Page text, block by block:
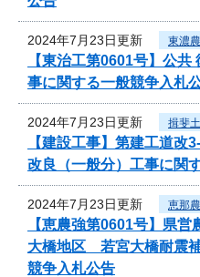
2024年7月23日更新 東濃
【東治工第0601号】公
事に関する一般競争入札
2024年7月23日更新 揖斐
【建設工事】第建工道
改良（一般分）工事に関
2024年7月23日更新 恵那
【恵農強第0601号】県
大橋地区 若宮大橋耐震
競争入札公告